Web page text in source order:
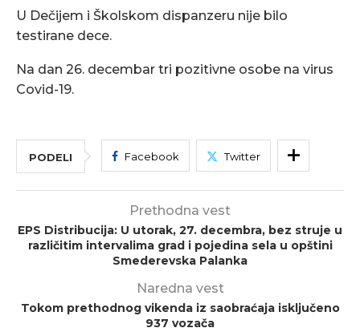
U Dečijem i Školskom dispanzeru nije bilo
testirane dece.
Na dan 26. decembar tri pozitivne osobe na virus
Covid-19.
PODELI Facebook Twitter
Prethodna vest
EPS Distribucija: U utorak, 27. decembra, bez struje u
različitim intervalima grad i pojedina sela u opštini
Smederevska Palanka
Naredna vest
Tokom prethodnog vikenda iz saobraćaja isključeno
937 vozača